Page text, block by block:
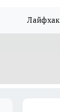
Лайфхак